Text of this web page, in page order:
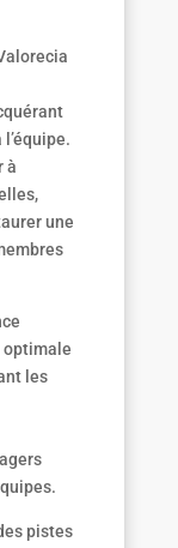
à
une
optimale
les
pistes